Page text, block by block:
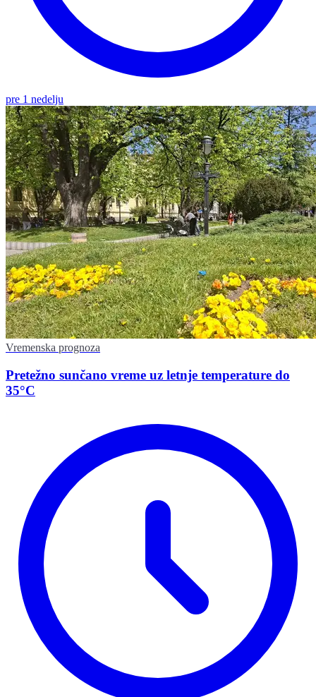
pre 1 nedelju
Vremenska prognoza
Pretežno sunčano vreme uz letnje temperature do
35°C